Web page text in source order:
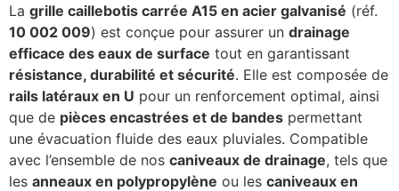
La grille caillebotis carrée A15 en acier galvanisé (réf.
10 002 009) est conçue pour assurer un drainage
efficace des eaux de surface tout en garantissant
résistance, durabilité et sécurité. Elle est composée de
rails latéraux en U pour un renforcement optimal, ainsi
que de pièces encastrées et de bandes permettant
une évacuation fluide des eaux pluviales. Compatible
avec l’ensemble de nos caniveaux de drainage, tels que
les anneaux en polypropylène ou les caniveaux en